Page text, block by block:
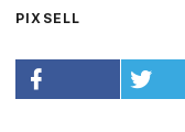
PIXSELL